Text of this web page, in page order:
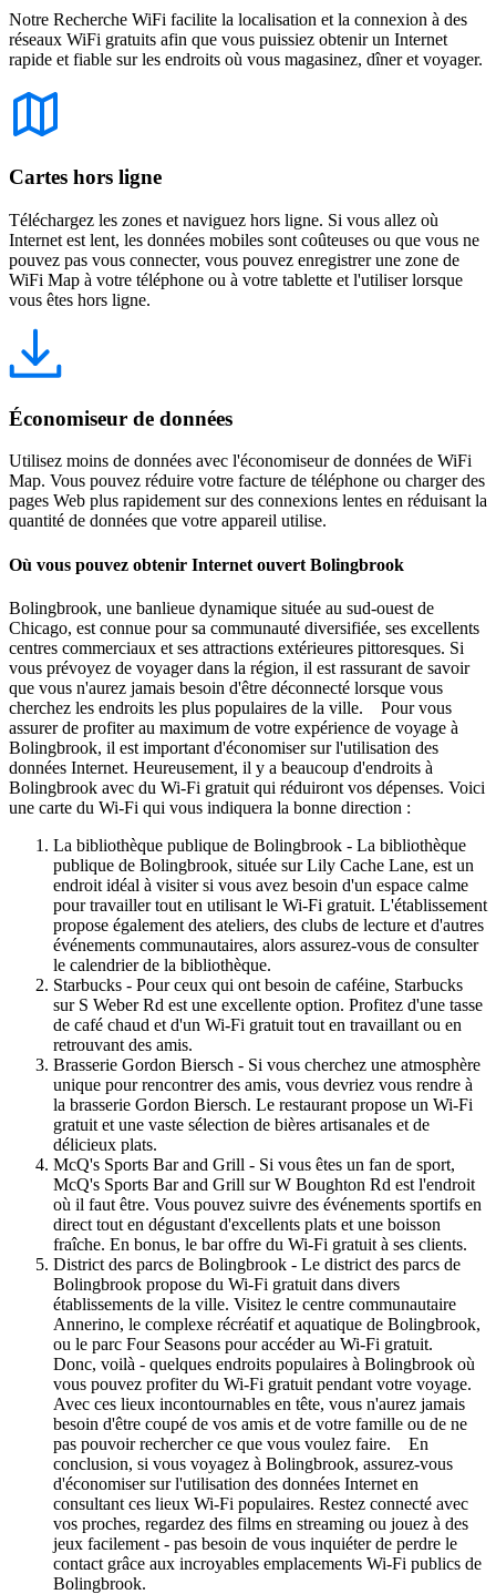
Notre Recherche WiFi facilite la localisation et la connexion à des
réseaux WiFi gratuits afin que vous puissiez obtenir un Internet
rapide et fiable sur les endroits où vous magasinez, dîner et voyager.
Cartes hors ligne
Téléchargez les zones et naviguez hors ligne. Si vous allez où
Internet est lent, les données mobiles sont coûteuses ou que vous ne
pouvez pas vous connecter, vous pouvez enregistrer une zone de
WiFi Map à votre téléphone ou à votre tablette et l'utiliser lorsque
vous êtes hors ligne.
Économiseur de données
Utilisez moins de données avec l'économiseur de données de WiFi
Map. Vous pouvez réduire votre facture de téléphone ou charger des
pages Web plus rapidement sur des connexions lentes en réduisant la
quantité de données que votre appareil utilise.
Où vous pouvez obtenir Internet ouvert Bolingbrook
Bolingbrook, une banlieue dynamique située au sud-ouest de
Chicago, est connue pour sa communauté diversifiée, ses excellents
centres commerciaux et ses attractions extérieures pittoresques. Si
vous prévoyez de voyager dans la région, il est rassurant de savoir
que vous n'aurez jamais besoin d'être déconnecté lorsque vous
cherchez les endroits les plus populaires de la ville. Pour vous
assurer de profiter au maximum de votre expérience de voyage à
Bolingbrook, il est important d'économiser sur l'utilisation des
données Internet. Heureusement, il y a beaucoup d'endroits à
Bolingbrook avec du Wi-Fi gratuit qui réduiront vos dépenses. Voici
une carte du Wi-Fi qui vous indiquera la bonne direction :
La bibliothèque publique de Bolingbrook - La bibliothèque
publique de Bolingbrook, située sur Lily Cache Lane, est un
endroit idéal à visiter si vous avez besoin d'un espace calme
pour travailler tout en utilisant le Wi-Fi gratuit. L'établissement
propose également des ateliers, des clubs de lecture et d'autres
événements communautaires, alors assurez-vous de consulter
le calendrier de la bibliothèque.
Starbucks - Pour ceux qui ont besoin de caféine, Starbucks
sur S Weber Rd est une excellente option. Profitez d'une tasse
de café chaud et d'un Wi-Fi gratuit tout en travaillant ou en
retrouvant des amis.
Brasserie Gordon Biersch - Si vous cherchez une atmosphère
unique pour rencontrer des amis, vous devriez vous rendre à
la brasserie Gordon Biersch. Le restaurant propose un Wi-Fi
gratuit et une vaste sélection de bières artisanales et de
délicieux plats.
McQ's Sports Bar and Grill - Si vous êtes un fan de sport,
McQ's Sports Bar and Grill sur W Boughton Rd est l'endroit
où il faut être. Vous pouvez suivre des événements sportifs en
direct tout en dégustant d'excellents plats et une boisson
fraîche. En bonus, le bar offre du Wi-Fi gratuit à ses clients.
District des parcs de Bolingbrook - Le district des parcs de
Bolingbrook propose du Wi-Fi gratuit dans divers
établissements de la ville. Visitez le centre communautaire
Annerino, le complexe récréatif et aquatique de Bolingbrook,
ou le parc Four Seasons pour accéder au Wi-Fi gratuit.
Donc, voilà - quelques endroits populaires à Bolingbrook où
vous pouvez profiter du Wi-Fi gratuit pendant votre voyage.
Avec ces lieux incontournables en tête, vous n'aurez jamais
besoin d'être coupé de vos amis et de votre famille ou de ne
pas pouvoir rechercher ce que vous voulez faire. En
conclusion, si vous voyagez à Bolingbrook, assurez-vous
d'économiser sur l'utilisation des données Internet en
consultant ces lieux Wi-Fi populaires. Restez connecté avec
vos proches, regardez des films en streaming ou jouez à des
jeux facilement - pas besoin de vous inquiéter de perdre le
contact grâce aux incroyables emplacements Wi-Fi publics de
Bolingbrook.